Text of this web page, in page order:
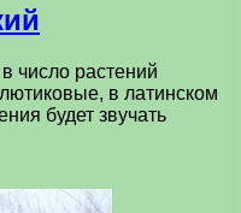
число растений
в латинском
будет звучать